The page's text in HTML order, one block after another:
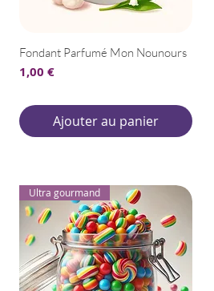
Fondant Parfumé Mon Nounours
Prix
1,00 €
Ajouter au panier
Ultra gourmand